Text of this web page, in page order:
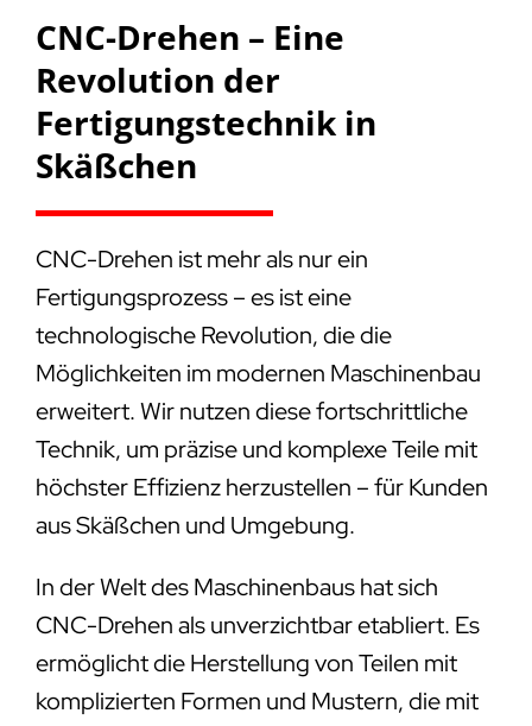
CNC-Drehen – Eine
Revolution der
Fertigungstechnik in
Skäßchen
CNC-Drehen ist mehr als nur ein
Fertigungsprozess – es ist eine
technologische Revolution, die die
Möglichkeiten im modernen Maschinenbau
erweitert. Wir nutzen diese fortschrittliche
Technik, um präzise und komplexe Teile mit
höchster Effizienz herzustellen – für Kunden
aus Skäßchen und Umgebung.
In der Welt des Maschinenbaus hat sich
CNC-Drehen als unverzichtbar etabliert. Es
ermöglicht die Herstellung von Teilen mit
komplizierten Formen und Mustern, die mit